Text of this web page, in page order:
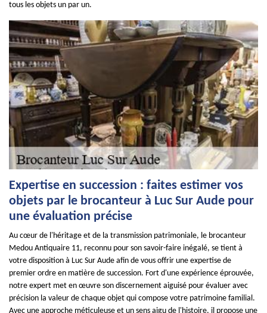
tous les objets un par un.
Expertise en succession : faites estimer vos
objets par le brocanteur à Luc Sur Aude pour
une évaluation précise
Au cœur de l'héritage et de la transmission patrimoniale, le brocanteur
Medou Antiquaire 11, reconnu pour son savoir-faire inégalé, se tient à
votre disposition à Luc Sur Aude afin de vous offrir une expertise de
premier ordre en matière de succession. Fort d'une expérience éprouvée,
notre expert met en œuvre son discernement aiguisé pour évaluer avec
précision la valeur de chaque objet qui compose votre patrimoine familial.
Avec une approche méticuleuse et un sens aigu de l'histoire, il propose une